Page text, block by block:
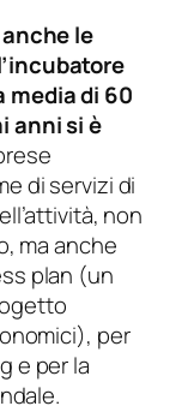
anche le
media di 60
anni si è
di servizi di
non
ma anche
plan (un
per
e per la